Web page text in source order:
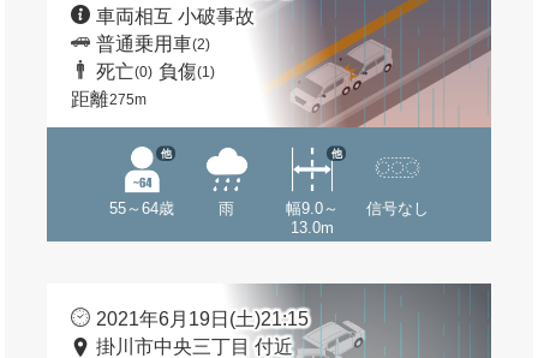
車両相互 小破事故
普通乗用車(2)
死亡(0) 負傷(1)
距離275m
55～64歳
他
雨
幅9.0～
13.0m
他
信号なし
2021年6月19日(土)21:15
掛川市中央三丁目 付近